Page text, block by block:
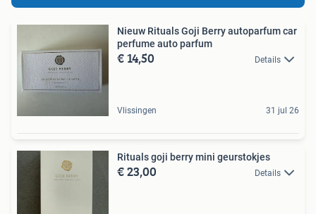
Nieuw Rituals Goji Berry autoparfum car
perfume auto parfum
€ 14,50 Details
Vlissingen 31 jul 26
Rituals goji berry mini geurstokjes
€ 23,00 Details